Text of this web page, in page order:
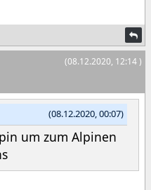
(08.12.2020, 12:14 )
(08.12.2020, 00:07)
um zum Alpinen